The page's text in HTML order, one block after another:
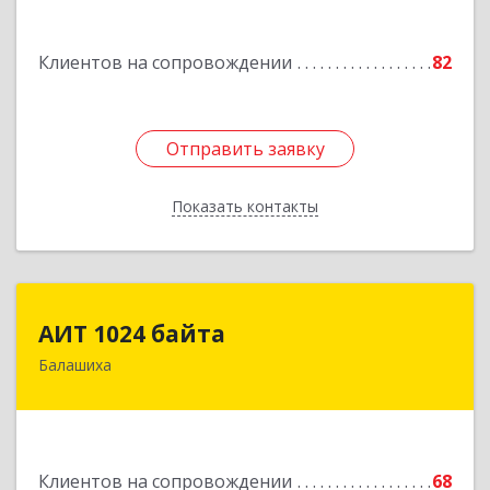
Клиентов на сопровождении 82
Отправить заявку
Показать контакты
Подробнее
Отправить заявку
Назад
АИТ 1024 байта
Балашиха
Клиентов на сопровождении
68
143909, Московская обл, Балашиха г, Солнечная